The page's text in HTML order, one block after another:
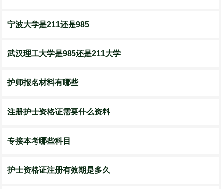
宁波大学是211还是985
武汉理工大学是985还是211大学
护师报名材料有哪些
注册护士资格证需要什么资料
专接本考哪些科目
护士资格证注册有效期是多久